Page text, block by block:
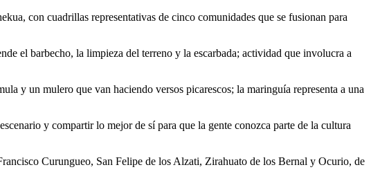
con cuadrillas representativas de cinco comunidades que se fusionan para
el barbecho, la limpieza del terreno y la escarbada; actividad que involucra a
y un mulero que van haciendo versos picarescos; la maringuía representa a una
y compartir lo mejor de sí para que la gente conozca parte de la cultura
Curungueo, San Felipe de los Alzati, Zirahuato de los Bernal y Ocurio, de